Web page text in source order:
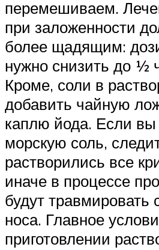
перемешиваем.
при заложенности
более щадящим:
нужно снизить до ½
Кроме, соли в
добавить чайную
каплю йода. Если вы
морскую соль,
растворились все
иначе в процессе
будут травмировать
носа. Главное
приготовлении